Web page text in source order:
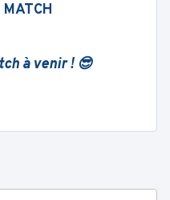
à venir ! 😎